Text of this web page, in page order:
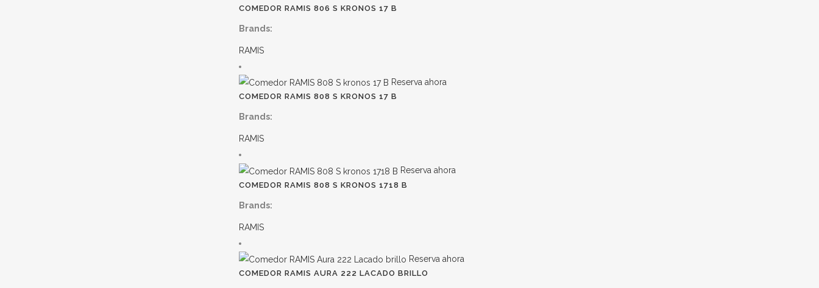
COMEDOR RAMIS 806 S KRONOS 17 B
Brands:
RAMIS
Reserva ahora
COMEDOR RAMIS 808 S KRONOS 17 B
Brands:
RAMIS
Reserva ahora
COMEDOR RAMIS 808 S KRONOS 1718 B
Brands:
RAMIS
Reserva ahora
COMEDOR RAMIS AURA 222 LACADO BRILLO